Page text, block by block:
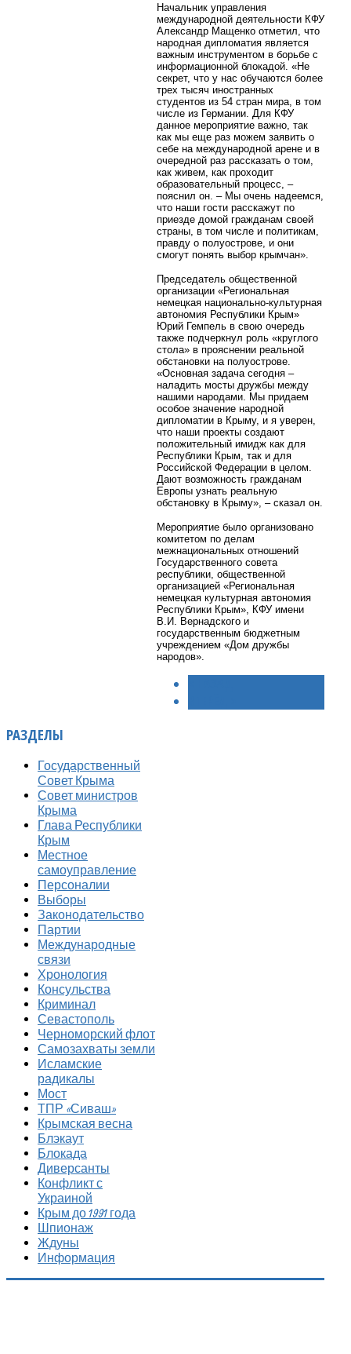
Начальник управления
международной деятельности КФУ
Александр Мащенко отметил, что
народная дипломатия является
важным инструментом в борьбе с
информационной блокадой. «Не
секрет, что у нас обучаются более
трех тысяч иностранных
студентов из 54 стран мира, в том
числе из Германии. Для КФУ
данное мероприятие важно, так
как мы еще раз можем заявить о
себе на международной арене и в
очередной раз рассказать о том,
как живем, как проходит
образовательный процесс, –
пояснил он. – Мы очень надеемся,
что наши гости расскажут по
приезде домой гражданам своей
страны, в том числе и политикам,
правду о полуострове, и они
смогут понять выбор крымчан».
Председатель общественной
организации «Региональная
немецкая национально-культурная
автономия Республики Крым»
Юрий Гемпель в свою очередь
также подчеркнул роль «круглого
стола» в прояснении реальной
обстановки на полуострове.
«Основная задача сегодня –
наладить мосты дружбы между
нашими народами. Мы придаем
особое значение народной
дипломатии в Крыму, и я уверен,
что наши проекты создают
положительный имидж как для
Республики Крым, так и для
Российской Федерации в целом.
Дают возможность гражданам
Европы узнать реальную
обстановку в Крыму», – сказал он.
Мероприятие было организовано
комитетом по делам
межнациональных отношений
Государственного совета
республики, общественной
организацией «Региональная
немецкая культурная автономия
Республики Крым», КФУ имени
В.И. Вернадского и
государственным бюджетным
учреждением «Дом дружбы
народов».
РАЗДЕЛЫ
Государственный
Совет Крыма
Совет министров
Крыма
Глава Республики
Крым
Местное
самоуправление
Персоналии
Выборы
Законодательство
Партии
Международные
связи
Хронология
Консульства
Криминал
Севастополь
Черноморский флот
Самозахваты земли
Исламские
радикалы
Мост
ТПР «Сиваш»
Крымская весна
Блэкаут
Блокада
Диверсанты
Конфликт с
Украиной
Крым до 1991 года
Шпионаж
Ждуны
Информация